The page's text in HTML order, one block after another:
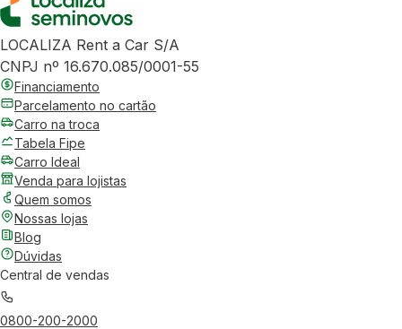
LOCALIZA Rent a Car S/A
CNPJ nº 16.670.085/0001-55
Financiamento
Parcelamento no cartão
Carro na troca
Tabela Fipe
Carro Ideal
Venda para lojistas
Quem somos
Nossas lojas
Blog
Dúvidas
Central de vendas
0800-200-2000